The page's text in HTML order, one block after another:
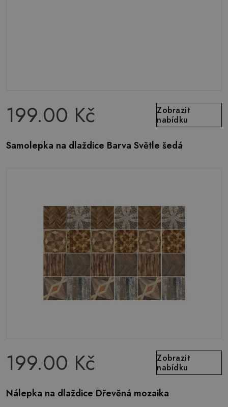
199.00 Kč
Zobrazit
nabídku
Samolepka na dlaždice Barva Světle šedá
199.00 Kč
Zobrazit
nabídku
Nálepka na dlaždice Dřevěná mozaika